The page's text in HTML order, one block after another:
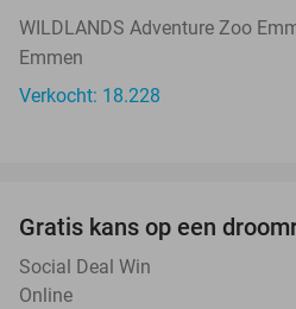
WILDLANDS Adventure Zoo
Emmen
Verkocht: 18.228
Gratis kans op een
Social Deal Win
Online